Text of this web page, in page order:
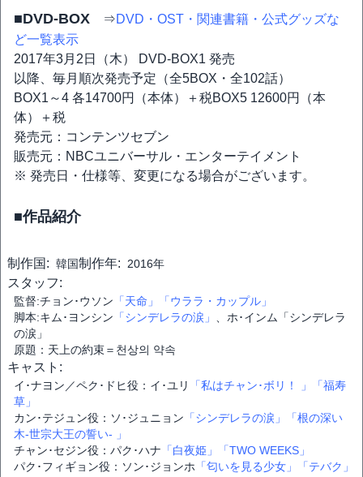
■DVD-BOX ⇒DVD・OST・関連書籍・公式グッズな
ど一覧表示
2017年3月2日（木） DVD-BOX1 発売
以降、毎月順次発売予定（全5BOX・全102話）
BOX1～4 各14700円（本体）＋税BOX5 12600円（本
体）＋税
発売元：コンテンツセブン
販売元：NBCユニバーサル・エンターテイメント
※ 発売日・仕様等、変更になる場合がございます。
■作品紹介
制作国: 韓国制作年: 2016年
スタッフ:
監督:チョン･ウソン 「天命」
「ウララ・カップル」
脚本:キム･ヨンシン 「シンデレラの涙」
、ホ･インム「シンデレラ
の涙」
原題：天上の約束＝천상의 약속
キャスト:
イ･ナヨン／ペク･ドヒ役：イ･ユリ 「私はチャン･ボリ！ 」
「福寿
草」
カン･テジュン役：ソ･ジュニョン 「シンデレラの涙」
「根の深い
木-世宗大王の誓い- 」
チャン･セジン役：パク･ハナ 「白夜姫」
「TWO WEEKS」
パク･フィギョン役：ソン･ジョンホ 「匂いを見る少女」 「テバク」